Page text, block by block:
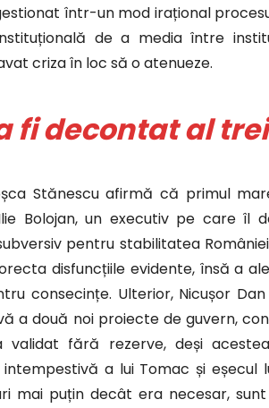
într-un mod irațional
de a media între
criza în loc să o atenueze.
fi decontat al
Stănescu afirmă că primul
Bolojan, un executiv pe care îl
pentru stabilitatea
disfuncțiile evidente, însă a
consecințe. Ulterior, Nicușor
a două noi proiecte de guvern,
fără rezerve, deși
a lui Tomac și eșecul
mai puțin decât era necesar,